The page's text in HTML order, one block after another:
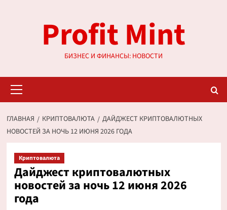
содержимомуProfit Mint
БИЗНЕС И ФИНАНСЫ: НОВОСТИ
меню
ГЛАВНАЯ КРИПТОВАЛЮТА
ДАЙДЖЕСТ КРИПТОВАЛЮТНЫХ
НОВОСТЕЙ ЗА НОЧЬ 12 ИЮНЯ 2026 ГОДА
Криптовалюта
Дайджест криптовалютных
новостей за ночь 12 июня 2026
года